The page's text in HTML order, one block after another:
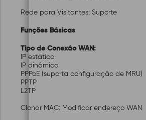
Rede para Visitantes: Suporte
Funções Básicas
Tipo de Conexão WAN:
IP estático
IP dinâmico
PPPoE (suporta configuração de MRU)
PPTP
L2TP
Clonar MAC: Modificar endereço WAN